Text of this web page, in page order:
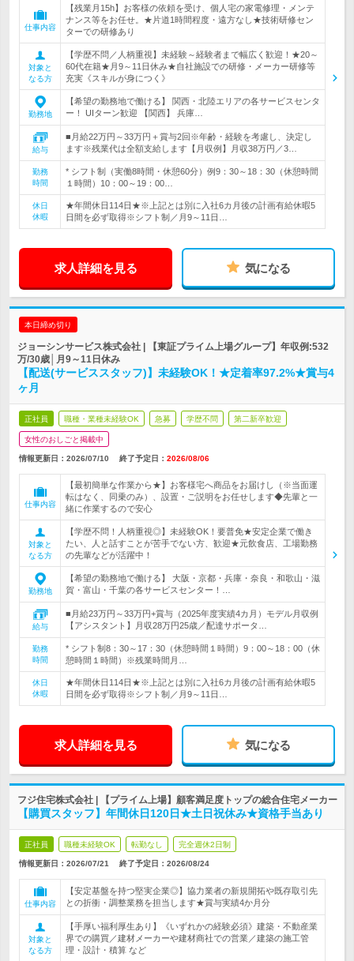
仕事内容
【残業月15h】お客様の依頼を受け、個人宅の家電修理・メンテ
ナンス等をお任せ。★片道1時間程度・遠方なし★技術研修セン
ターでの研修あり
対象と
なる方
【学歴不問／人柄重視】未経験～経験者まで幅広く歓迎！★20～
60代在籍★月9～11日休み★自社施設での研修・メーカー研修等
充実《スキルが身につく》
勤務地
【希望の勤務地で働ける】 関西・北陸エリアの各サービスセンタ
ー！ UIターン歓迎 【関西】 兵庫…
給与
■月給22万円～33万円＋賞与2回※年齢・経験を考慮し、決定し
ます※残業代は全額支給します【月収例】月収38万円／3…
勤務
時間
* シフト制（実働8時間・休憩60分）例9：30～18：30（休憩時間
１時間）10：00～19：00…
休日
休暇
★年間休日114日★※上記とは別に入社6カ月後の計画有給休暇5
日間を必ず取得※シフト制／月9～11日…
求人詳細を見る 気になる
本日締め切り
ジョーシンサービス株式会社 | 【東証プライム上場グループ】年収例:532
万/30歳│月9～11日休み
【配送(サービススタッフ)】未経験OK！★定着率97.2%★賞与4
ヶ月
正社員 職種・業種未経験OK 急募 学歴不問 第二新卒歓迎
女性のおしごと掲載中
情報更新日：2026/07/10 終了予定日： 2026/08/06
仕事内容
【最初簡単な作業から★】お客様宅へ商品をお届けし（※当面運
転はなく、同乗のみ）、設置・ご説明をお任せします◆先輩と一
緒に作業するので安心
対象と
なる方
【学歴不問！人柄重視◎】未経験OK！要普免★安定企業で働き
たい、人と話すことが苦手でない方、歓迎★元飲食店、工場勤務
の先輩などが活躍中！
勤務地
【希望の勤務地で働ける】 大阪・京都・兵庫・奈良・和歌山・滋
賀・富山・千葉の各サービスセンター！…
給与
■月給23万円～33万円+賞与（2025年度実績4カ月）モデル月収例
【アシスタント】月収28万円25歳／配達サポータ…
勤務
時間
* シフト制8：30～17：30（休憩時間１時間）9：00～18：00（休
憩時間１時間）※残業時間月…
休日
休暇
★年間休日114日★※上記とは別に入社6カ月後の計画有給休暇5
日間を必ず取得※シフト制／月9～11日…
求人詳細を見る 気になる
フジ住宅株式会社 | 【プライム上場】顧客満足度トップの総合住宅メーカー
【購買スタッフ】年間休日120日★土日祝休み★資格手当あり
正社員 職種未経験OK 転勤なし 完全週休2日制
情報更新日：2026/07/21 終了予定日： 2026/08/24
仕事内容
【安定基盤を持つ堅実企業◎】協力業者の新規開拓や既存取引先
との折衝・調整業務を担当します★賞与実績4か月分
対象と
なる方
【手厚い福利厚生あり】《いずれかの経験必須》建築・不動産業
界での購買／建材メーカーや建材商社での営業／建築の施工管
理・設計・積算 など